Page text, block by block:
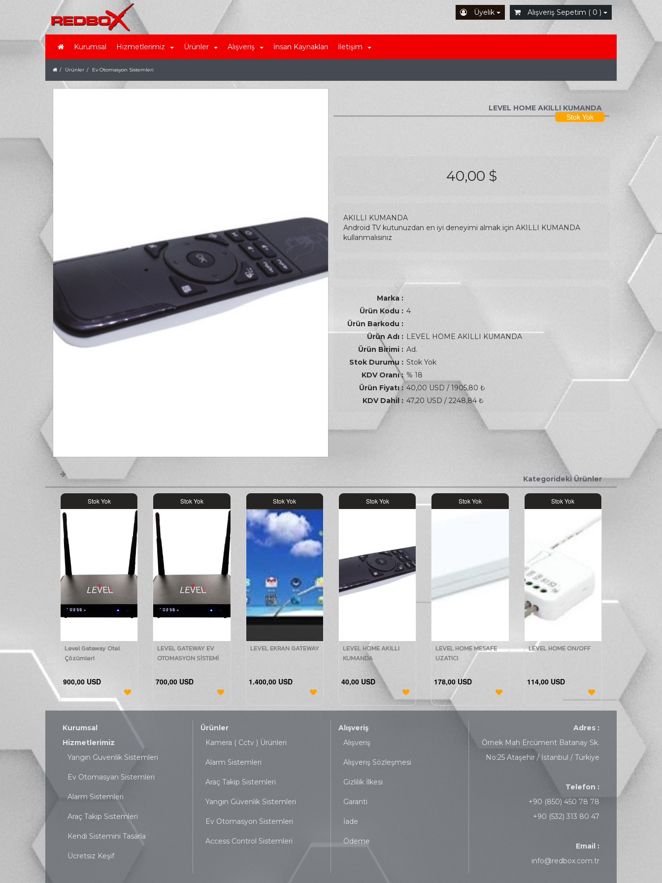
Alışveriş Sepetim ( 0 )
Üyelik
Kurumsal Hizmetlerimiz Ürünler Alışveriş İnsan Kaynakları İletişim
Ürünler Ev Otomasyon Sistemleri
LEVEL HOME AKILLI KUMANDA
Stok Yok
40,00 $
AKILLI KUMANDA
Android TV kutunuzdan en iyi deneyimi almak için AKILLI KUMANDA
kullanmalısınız
Marka :
Ürün Kodu : 4
Ürün Barkodu :
Ürün Adı : LEVEL HOME AKILLI KUMANDA
Ürün Birimi : Ad.
Stok Durumu : Stok Yok
KDV Oranı : % 18
Ürün Fiyatı : 40,00 USD / 1905,80 ₺
KDV Dahil : 47,20 USD / 2248,84 ₺
Kategorideki Ürünler
Stok Yok
Level Gateway Otel
Çözümleri
900,00 USD
Stok Yok
LEVEL GATEWAY EV
OTOMASYON SİSTEMİ
700,00 USD
Stok Yok
LEVEL EKRAN GATEWAY
1.400,00 USD
Stok Yok
LEVEL HOME AKILLI
KUMANDA
40,00 USD
Stok Yok
LEVEL HOME MESAFE
UZATICI
178,00 USD
Stok Yok
LEVEL HOME ON/OFF
114,00 USD
Kurumsal
Hizmetlerimiz
Yangın Guvenlik Sistemleri
Ev Otomasyan Sistemleri
Alarm Sistemleri
Araç Takip Sistemleri
Kendi Sistemini Tasarla
Ücretsiz Keşif
Ürünler
Kamera ( Cctv ) Ürünleri
Alarm Sistemleri
Araç Takip Sistemleri
Yangın Güvenlik Sistemleri
Ev Otomasyon Sistemleri
Access Control Sistemleri
Alışveriş
Alışveriş
Alışveriş Sözleşmesi
Gizlilik İlkesi
Garanti
İade
Ödeme
Adres :
Örnek Mah Ercüment Batanay Sk.
No:25 Ataşehir / İstanbul / Türkiye
Telefon :
+90 (850) 450 78 78
+90 (532) 313 80 47
Email :
info@redbox.com.tr